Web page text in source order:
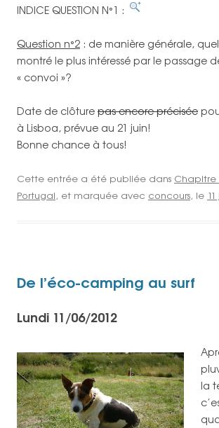
INDICE QUESTION N°1 :
Question n°2 : de manière générale,
montré le plus intéressé par le passage
« convoi »?
Date de clôture pas encore précisée
à Lisboa, prévue au 21 juin!
Bonne chance à tous!
Cette entrée a été publiée dans Chapitre
Portugal, et marquée avec concours, le
De l’éco-camping au surf
Lundi 11/06/2012
la